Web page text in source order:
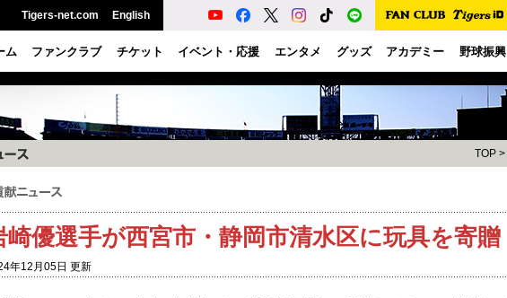
Tigers-net.com English
ム ファンクラブ チケット イベント・応援 エンタメ グッズ アカデミー 野球振興
TOP >
崎優選手が西宮市・静岡市清水区に玩具を寄贈
年12月05日 更新